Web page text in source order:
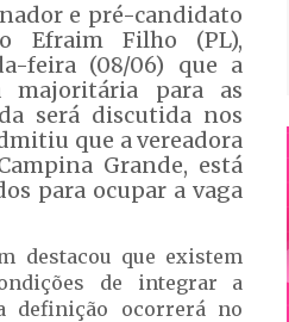
e pré-candidato
Efraim Filho (PL),
feira (08/06) que a
majoritária para as
será discutida nos
que a vereadora
Grande, está
para ocupar a vaga
destacou que existem
de integrar a
definição ocorrerá no